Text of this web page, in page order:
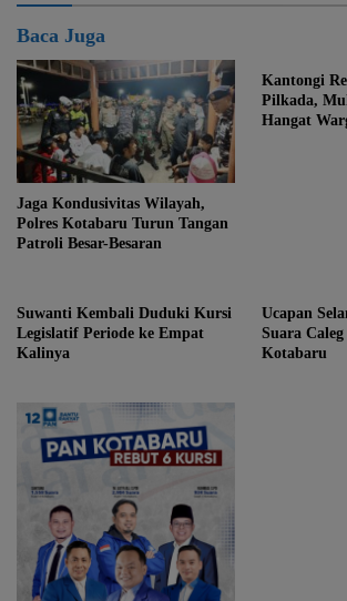
Baca Juga
Jaga Kondusivitas Wilayah,
Polres Kotabaru Turun Tangan
Patroli Besar-Besaran
Kantongi
Pilkada,
Hangat
Suwanti Kembali Duduki Kursi
Legislatif Periode ke Empat
Kalinya
Ucapan
Suara
Kotabaru